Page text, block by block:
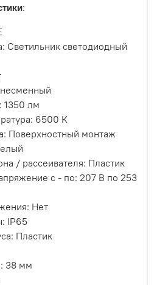
:
Светильник светодиодный
1350 лм
6500 К
Поверхностный монтаж
/ рассеивателя: Пластик
с - по: 207 В по 253
Нет
IP65
Пластик
38 мм